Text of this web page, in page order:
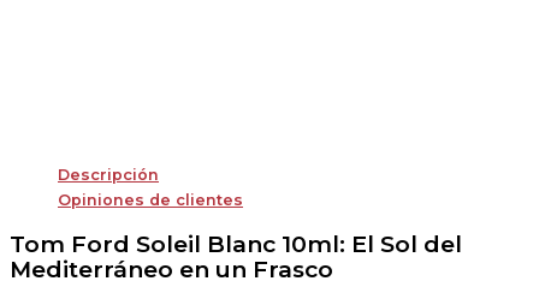
Descripción
Opiniones de clientes
Tom Ford Soleil Blanc 10ml: El Sol del
Mediterráneo en un Frasco